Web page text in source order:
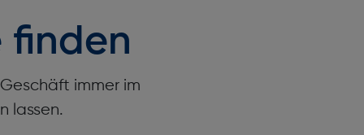
finden
immer im
lassen.